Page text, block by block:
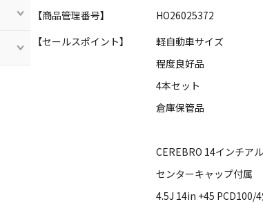
【商品管理番号】
HO26025372
【セールスポイント】
軽自動車サイズ
程度良好品
4本セット
倉庫保管品
CEREBRO 14インチア
センターキャップ付属
4.5J 14in +45 PCD100/